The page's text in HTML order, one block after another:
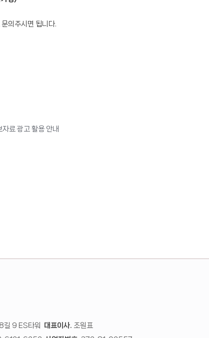
의주시면 됩니다.
료 광고 활용 안내
길 9 ES타워 대표이사. 조원표